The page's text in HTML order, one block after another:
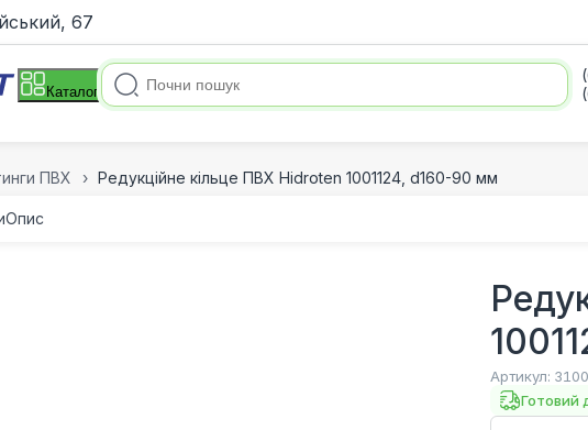
67
Каталог
ПВХ Редукційне кільце ПВХ Hidroten 1001124, d160-90 мм
Опис
Артикул:
Готовий